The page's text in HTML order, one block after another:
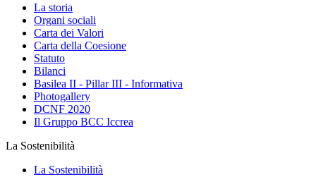
La storia
Organi sociali
Carta dei Valori
Carta della Coesione
Statuto
Bilanci
Basilea II - Pillar III - Informativa
Photogallery
DCNF 2020
Il Gruppo BCC Iccrea
La Sostenibilità
La Sostenibilità